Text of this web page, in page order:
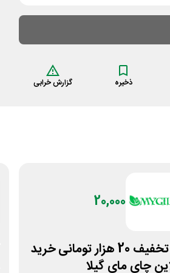
ذخیره گزارش خرابی
20,000
کد تخفیف 20 هزار تومانی خرید
چای مای گیلا